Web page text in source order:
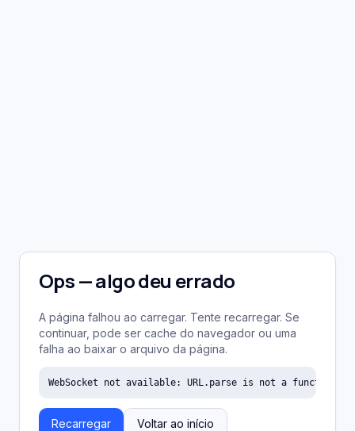
Ops — algo deu errado
A página falhou ao carregar. Tente recarregar. Se
continuar, pode ser cache do navegador ou uma
falha ao baixar o arquivo da página.
WebSocket not available: URL.parse is not a function
Recarregar Voltar ao início